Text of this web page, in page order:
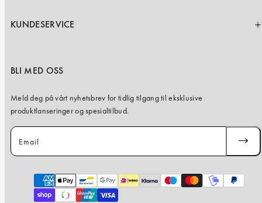
KUNDESERVICE
BLI MED OSS
Meld deg på vårt nyhetsbrev for tidlig tilgang til eksklusive
produktlanseringer og spesialtilbud.
Email
Payment
methods